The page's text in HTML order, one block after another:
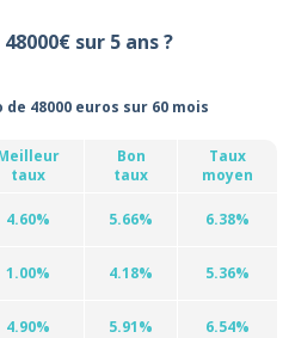
sur 5 ans ?
48000 euros sur 60 mois
taux
Bon
taux
Taux
moyen
4.60% 5.66% 6.38%
1.00% 4.18% 5.36%
4.90% 5.91% 6.54%